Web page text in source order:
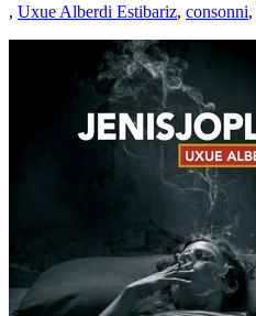
, Uxue Alberdi Estibariz, consonni,